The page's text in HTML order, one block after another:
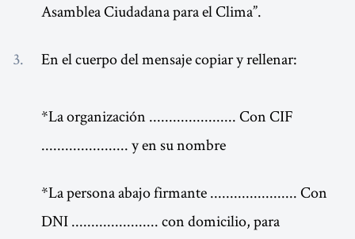
Asamblea Ciudadana para el Clima”.
En el cuerpo del mensaje copiar y rellenar:
*La organización ...................... Con CIF
...................... y en su nombre
*La persona abajo firmante ...................... Con
DNI ...................... con domicilio, para